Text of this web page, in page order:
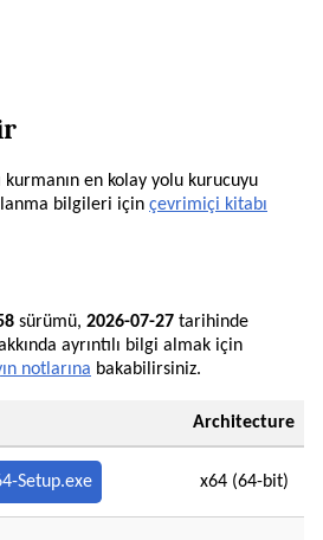
en kolay yolu kurucuyu
bilgileri için çevrimiçi kitabı
sürümü, 2026-07-27 tarihinde
ayrıntılı bilgi almak için
notlarına bakabilirsiniz.
Architecture
Setup.exe x64 (64-bit)